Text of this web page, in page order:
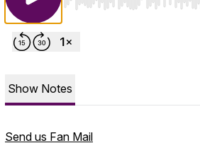
Use Left/Right to seek,
Show Notes
Send us Fan Mail